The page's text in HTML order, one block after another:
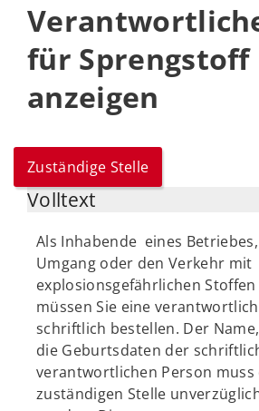
für Sprengstoff
anzeigen
Zuständige Stelle
Volltext
Als Inhabende eines
Umgang oder den Verkehr mit
explosionsgefährlichen
müssen Sie eine
schriftlich bestellen. Der
die Geburtsdaten der
verantwortlichen Person muss
zuständigen Stelle